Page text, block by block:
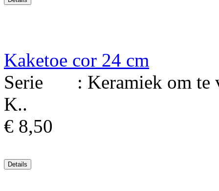
Kaketoe cor 24 cm
Serie : Keramiek om te
K..
€ 8,50